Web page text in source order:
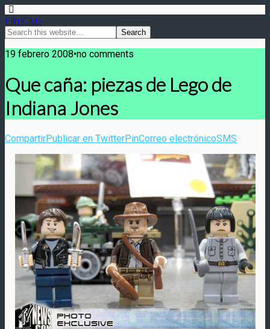
FilmClub
19 febrero 2008•no comments
Que caña: piezas de Lego de
Indiana Jones
CompartirPublicar en TwitterPinCorreo electrónicoSMS